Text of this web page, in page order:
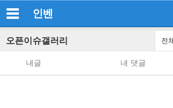
인벤
오픈이슈갤러리 전
내글 내 댓글